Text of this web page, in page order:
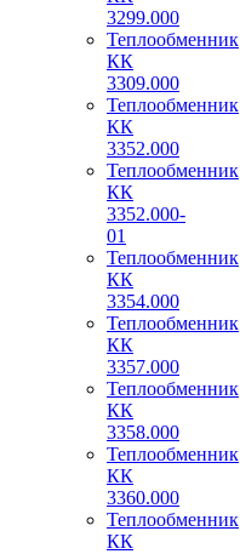
3299.000
Теплообменник
КК
3309.000
Теплообменник
КК
3352.000
Теплообменник
КК
3352.000-
01
Теплообменник
КК
3354.000
Теплообменник
КК
3357.000
Теплообменник
КК
3358.000
Теплообменник
КК
3360.000
Теплообменник
КК